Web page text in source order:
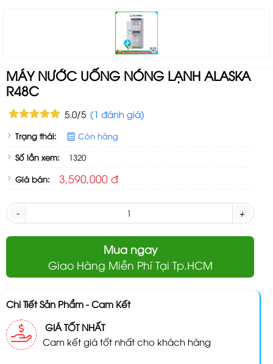
MÁY NƯỚC UỐNG NÓNG LẠNH ALASKA
R48C
5.0/5 (1 đánh giá)
Trạng thái:
Còn hàng
Số lần xem:
1320
Giá bán:
3,590,000 đ
- +
Mua ngay
Giao Hàng Miễn Phí Tại Tp.HCM
Chi Tiết Sản Phẩm - Cam Kết
GIÁ TỐT NHẤT
Cam kết giá tốt nhất cho khách hàng